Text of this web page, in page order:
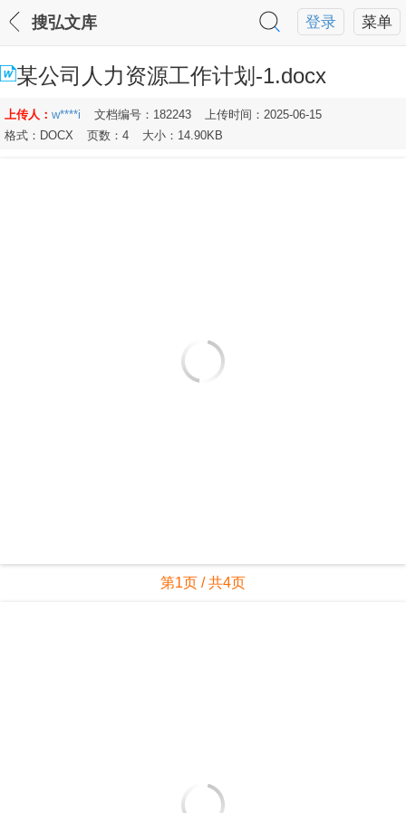
菜单
登录
搜弘文库
某公司人力资源工作计划-1.docx
上传人： w****i 文档编号：182243
上传时间：2025-06-15
格式：DOCX
页数：4 大小：14.90KB
第1页 / 共4页